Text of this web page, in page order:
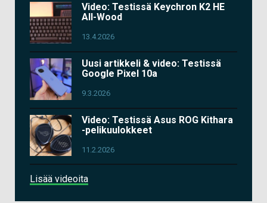
Video: Testissä Keychron K2 HE
All-Wood
13.4.2026
Uusi artikkeli & video: Testissä
Google Pixel 10a
9.3.2026
Video: Testissä Asus ROG Kithara
-pelikuulokkeet
11.2.2026
Lisää videoita